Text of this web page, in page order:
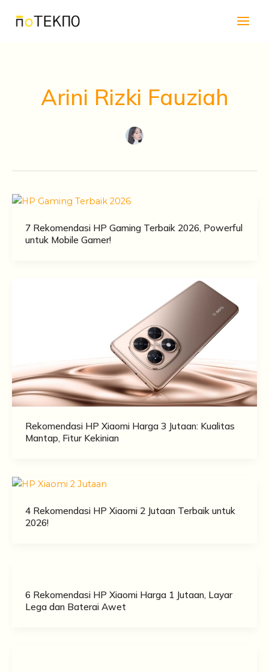
Arini Rizki Fauziah
7 Rekomendasi HP Gaming Terbaik 2026, Powerful
untuk Mobile Gamer!
Rekomendasi HP Xiaomi Harga 3 Jutaan: Kualitas
Mantap, Fitur Kekinian
4 Rekomendasi HP Xiaomi 2 Jutaan Terbaik untuk
2026!
6 Rekomendasi HP Xiaomi Harga 1 Jutaan, Layar
Lega dan Baterai Awet